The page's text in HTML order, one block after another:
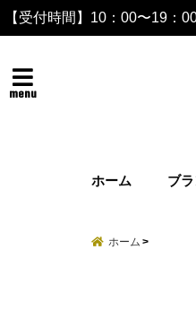
【受付時間】10：00〜19：
menu
ホーム ブ
ホーム